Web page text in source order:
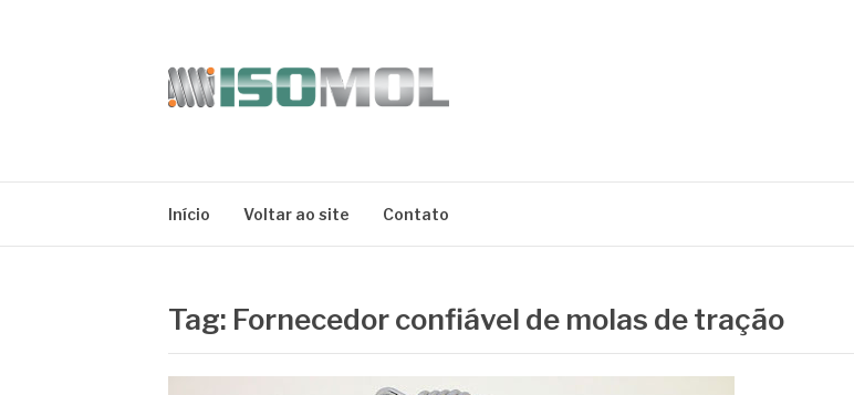
Início Voltar ao site Contato
Tag: Fornecedor confiável de molas de tração